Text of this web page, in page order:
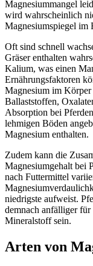
Magnesiummangel
wird wahrscheinlich
Magnesiumspiegel im
Oft sind schnell
Gräser enthalten
Kalium, was einen
Ernährungsfaktoren
Magnesium im Körper
Ballaststoffen,
Absorption bei
lehmigen Böden
Magnesium enthalten.
Zudem kann die
Magnesiumgehalt bei
nach Futtermittel
niedrigste aufweist.
demnach anfälliger
Mineralstoff sein.
Arten von